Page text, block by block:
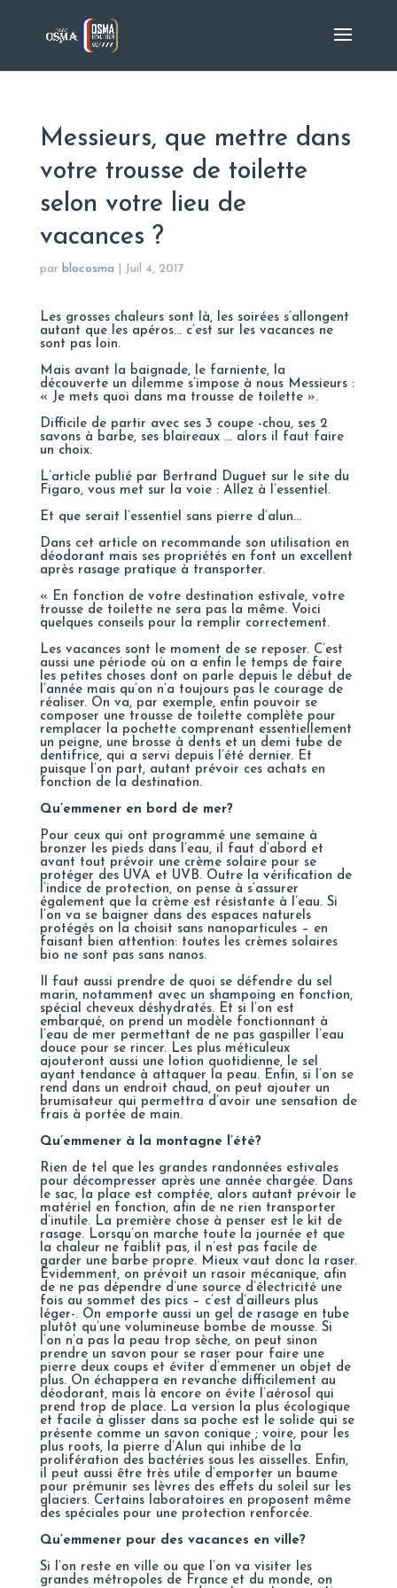
Messieurs, que mettre dans
votre trousse de toilette
selon votre lieu de
vacances ?
par blocosma Juil 4, 2017
Les grosses chaleurs sont là, les soirées s’allongent
autant que les apéros… c’est sur les vacances ne
sont pas loin.
Mais avant la baignade, le farniente, la
découverte un dilemme s’impose à nous Messieurs :
« Je mets quoi dans ma trousse de toilette ».
Difficile de partir avec ses 3 coupe -chou, ses 2
savons à barbe, ses blaireaux … alors il faut faire
un choix.
L’article publié par Bertrand Duguet sur le site du
Figaro, vous met sur la voie : Allez à l’essentiel.
Et que serait l’essentiel sans pierre d’alun…
Dans cet article on recommande son utilisation en
déodorant mais ses propriétés en font un excellent
après rasage pratique à transporter.
« En fonction de votre destination estivale, votre
trousse de toilette ne sera pas la même. Voici
quelques conseils pour la remplir correctement.
Les vacances sont le moment de se reposer. C’est
aussi une période où on a enfin le temps de faire
les petites choses dont on parle depuis le début de
l’année mais qu’on n’a toujours pas le courage de
réaliser. On va, par exemple, enfin pouvoir se
composer une trousse de toilette complète pour
remplacer la pochette comprenant essentiellement
un peigne, une brosse à dents et un demi tube de
dentifrice, qui a servi depuis l’été dernier. Et
puisque l’on part, autant prévoir ces achats en
fonction de la destination.
Qu’emmener en bord de mer?
Pour ceux qui ont programmé une semaine à
bronzer les pieds dans l’eau, il faut d’abord et
avant tout prévoir une crème solaire pour se
protéger des UVA et UVB. Outre la vérification de
l’indice de protection, on pense à s’assurer
également que la crème est résistante à l’eau. Si
l’on va se baigner dans des espaces naturels
protégés on la choisit sans nanoparticules – en
faisant bien attention: toutes les crèmes solaires
bio ne sont pas sans nanos.
Il faut aussi prendre de quoi se défendre du sel
marin, notamment avec un shampoing en fonction,
spécial cheveux déshydratés. Et si l’on est
embarqué, on prend un modèle fonctionnant à
l’eau de mer permettant de ne pas gaspiller l’eau
douce pour se rincer. Les plus méticuleux
ajouteront aussi une lotion quotidienne, le sel
ayant tendance à attaquer la peau. Enfin, si l’on se
rend dans un endroit chaud, on peut ajouter un
brumisateur qui permettra d’avoir une sensation de
frais à portée de main.
Qu’emmener à la montagne l’été?
Rien de tel que les grandes randonnées estivales
pour décompresser après une année chargée. Dans
le sac, la place est comptée, alors autant prévoir le
matériel en fonction, afin de ne rien transporter
d’inutile. La première chose à penser est le kit de
rasage. Lorsqu’on marche toute la journée et que
la chaleur ne faiblit pas, il n’est pas facile de
garder une barbe propre. Mieux vaut donc la raser.
Évidemment, on prévoit un rasoir mécanique, afin
de ne pas dépendre d’une source d’électricité une
fois au sommet des pics – c’est d’ailleurs plus
léger-. On emporte aussi un gel de rasage en tube
plutôt qu’une volumineuse bombe de mousse. Si
l’on n’a pas la peau trop sèche, on peut sinon
prendre un savon pour se raser pour faire une
pierre deux coups et éviter d’emmener un objet de
plus. On échappera en revanche difficilement au
déodorant, mais là encore on évite l’aérosol qui
prend trop de place. La version la plus écologique
et facile à glisser dans sa poche est le solide qui se
présente comme un savon conique ; voire, pour les
plus roots, la pierre d’Alun qui inhibe de la
prolifération des bactéries sous les aisselles. Enfin,
il peut aussi être très utile d’emporter un baume
pour prémunir ses lèvres des effets du soleil sur les
glaciers. Certains laboratoires en proposent même
des spéciales pour une protection renforcée.
Qu’emmener pour des vacances en ville?
Si l’on reste en ville ou que l’on va visiter les
grandes métropoles de France et du monde, on